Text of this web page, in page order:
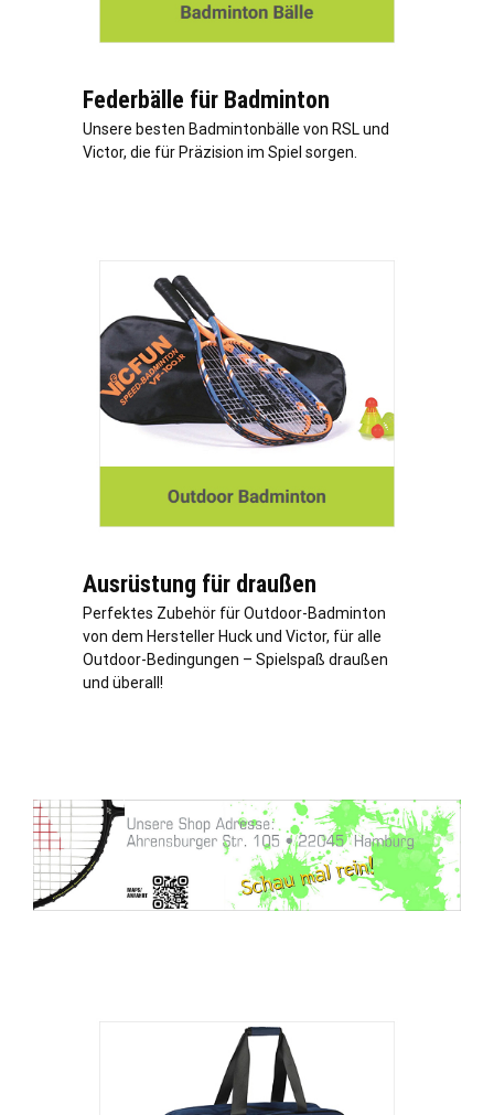
Federbälle für Badminton
Unsere besten Badmintonbälle von RSL und
Victor, die für Präzision im Spiel sorgen.
Ausrüstung für draußen
Perfektes Zubehör für Outdoor-Badminton
von dem Hersteller Huck und Victor, für alle
Outdoor-Bedingungen – Spielspaß draußen
und überall!